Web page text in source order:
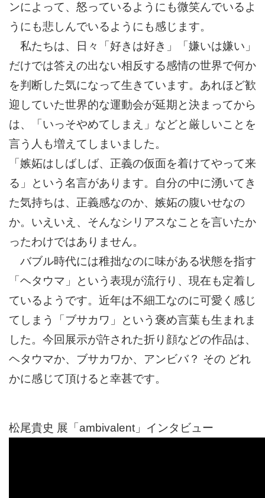
ンによって、怒っているようにも微笑んでいるよ
うにも悲しんでいるようにも感じます。
私たちは、日々「好きは好き」「嫌いは嫌い」
だけでは答えの出ない相反する感情の世界で何か
を判断した気になって生きています。あれほど歓
迎していた世界的な運動会が延期と決まってから
は、「いっそやめてしまえ」などと厳しいことを
言う人も増えてしまいました。
「嫉妬はしばしば、正義の仮面を着けてやって来
る」という名言があります。自分の中に湧いてき
た気持ちは、正義感なのか、嫉妬の腹いせなの
か。いえいえ、そんなシリアスなことを言いたか
ったわけではありません。
バブル時代には稚拙なのに味がある状態を指す
「ヘタウマ」という表現が流行り、現在も定着し
ているようです。近年は不細工なのに可愛く感じ
てしまう「ブサカワ」という褒め言葉も生まれま
した。今回展示が許された折り顔などの作品は、
ヘタウマか、ブサカワか、アンビバ？ その どれ
かに感じて頂けると幸甚です。
松尾貴史 展「ambivalent」インタビュー